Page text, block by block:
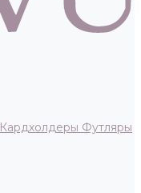
Кардхолдеры Футляры